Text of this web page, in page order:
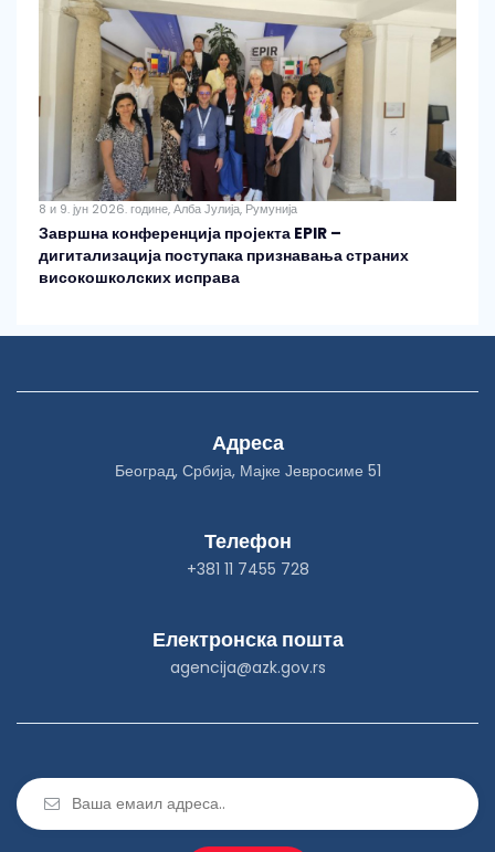
8 и 9. јун 2026. године, Алба Јулија, Румунија
Завршна конференција пројекта EPIR –
дигитализација поступака признавања страних
високошколских исправа
Адреса
Београд, Србија, Мајке Јевросиме 51
Телефон
+381 11 7455 728
Електронска пошта
agencija@azk.gov.rs